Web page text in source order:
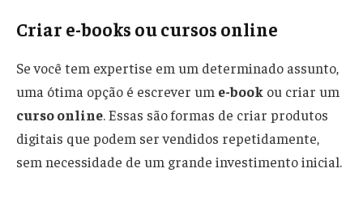
Criar e-books ou cursos online
Se você tem expertise em um determinado assunto,
uma ótima opção é escrever um e-book ou criar um
curso online. Essas são formas de criar produtos
digitais que podem ser vendidos repetidamente,
sem necessidade de um grande investimento inicial.